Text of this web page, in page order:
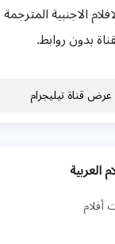
الاجنبية
بدون روابط.
عرض قناة تيليجرام
العربية
أفلام